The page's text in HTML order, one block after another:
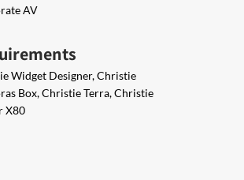
AV
Widget Designer, Christie
Box, Christie Terra, Christie
X80